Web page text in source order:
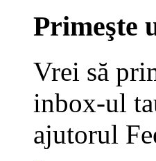
Primeşte
Vrei să
inbox-ul
ajutorul